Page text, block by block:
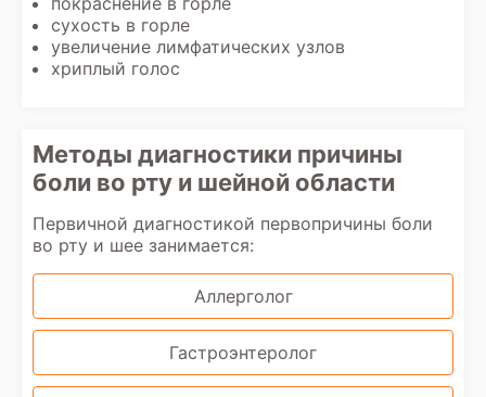
сухость в горле
увеличение лимфатических узлов
хриплый голос
Методы диагностики причины
боли во рту и шейной области
Первичной диагностикой первопричины боли
во рту и шее занимается:
Аллерголог
Гастроэнтеролог